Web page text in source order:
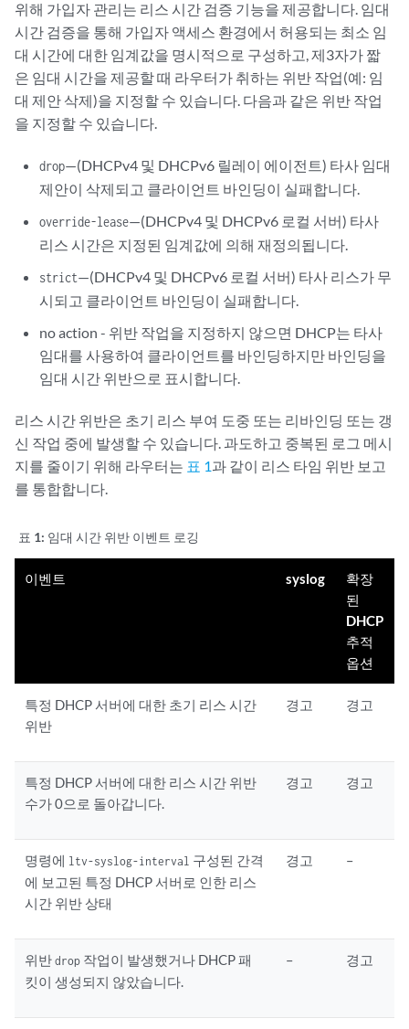
위해 가입자 관리는 리스 시간 검증 기능을 제공합니다. 임대
시간 검증을 통해 가입자 액세스 환경에서 허용되는 최소 임
대 시간에 대한 임계값을 명시적으로 구성하고, 제3자가 짧
은 임대 시간을 제공할 때 라우터가 취하는 위반 작업(예: 임
대 제안 삭제)을 지정할 수 있습니다. 다음과 같은 위반 작업
을 지정할 수 있습니다.
drop—(DHCPv4 및 DHCPv6 릴레이 에이전트) 타사 임대
제안이 삭제되고 클라이언트 바인딩이 실패합니다.
override-lease—(DHCPv4 및 DHCPv6 로컬 서버) 타사
리스 시간은 지정된 임계값에 의해 재정의됩니다.
strict—(DHCPv4 및 DHCPv6 로컬 서버) 타사 리스가 무
시되고 클라이언트 바인딩이 실패합니다.
no action - 위반 작업을 지정하지 않으면 DHCP는 타사
임대를 사용하여 클라이언트를 바인딩하지만 바인딩을
임대 시간 위반으로 표시합니다.
리스 시간 위반은 초기 리스 부여 도중 또는 리바인딩 또는 갱
신 작업 중에 발생할 수 있습니다. 과도하고 중복된 로그 메시
지를 줄이기 위해 라우터는 표 1과 같이 리스 타임 위반 보고
를 통합합니다.
표 1: 임대 시간 위반 이벤트 로깅
이벤트 syslog
확장
된
DHCP
추적
옵션
특정 DHCP 서버에 대한 초기 리스 시간
위반
경고 경고
특정 DHCP 서버에 대한 리스 시간 위반
수가 0으로 돌아갑니다.
경고 경고
명령에 ltv-syslog-interval 구성된 간격
에 보고된 특정 DHCP 서버로 인한 리스
시간 위반 상태
경고 –
위반drop 작업이 발생했거나 DHCP 패
킷이 생성되지 않았습니다.
– 경고